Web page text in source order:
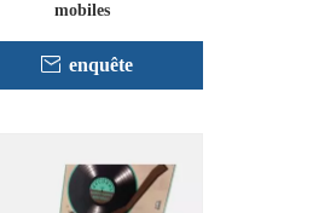
mobiles
enquête